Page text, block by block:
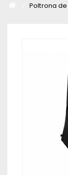
Poltrona